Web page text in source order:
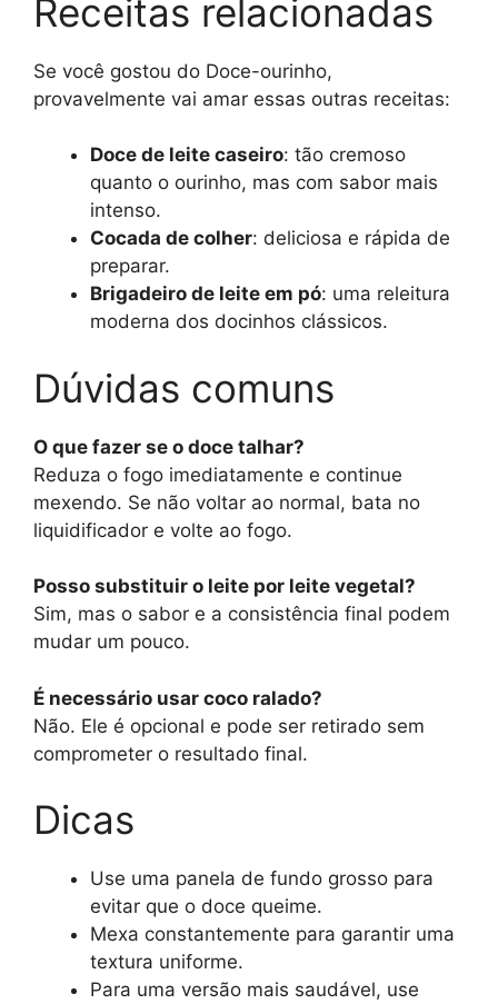
Receitas relacionadas
Se você gostou do Doce-ourinho,
provavelmente vai amar essas outras receitas:
Doce de leite caseiro: tão cremoso
quanto o ourinho, mas com sabor mais
intenso.
Cocada de colher: deliciosa e rápida de
preparar.
Brigadeiro de leite em pó: uma releitura
moderna dos docinhos clássicos.
Dúvidas comuns
O que fazer se o doce talhar?
Reduza o fogo imediatamente e continue
mexendo. Se não voltar ao normal, bata no
liquidificador e volte ao fogo.
Posso substituir o leite por leite vegetal?
Sim, mas o sabor e a consistência final podem
mudar um pouco.
É necessário usar coco ralado?
Não. Ele é opcional e pode ser retirado sem
comprometer o resultado final.
Dicas
Use uma panela de fundo grosso para
evitar que o doce queime.
Mexa constantemente para garantir uma
textura uniforme.
Para uma versão mais saudável, use